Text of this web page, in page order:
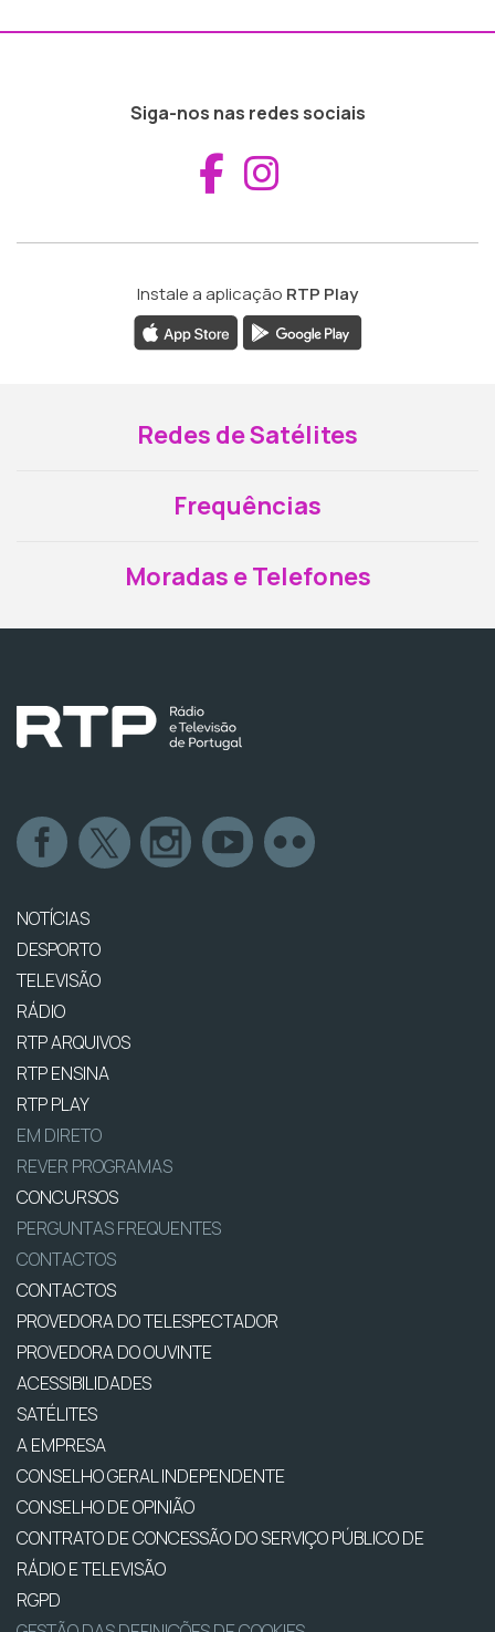
Siga-nos nas redes sociais
Aceder ao
Instale a aplicação RTP Play
Redes de Satélites
Frequências
Moradas e Telefones
NOTÍCIAS
DESPORTO
TELEVISÃO
RÁDIO
RTP ARQUIVOS
RTP ENSINA
RTP PLAY
EM DIRETO
REVER PROGRAMAS
CONCURSOS
PERGUNTAS FREQUENTES
CONTACTOS
CONTACTOS
PROVEDORA DO TELESPECTADOR
PROVEDORA DO OUVINTE
ACESSIBILIDADES
SATÉLITES
A EMPRESA
CONSELHO GERAL INDEPENDENTE
CONSELHO DE OPINIÃO
CONTRATO DE CONCESSÃO DO SERVIÇO PÚBLICO DE
RÁDIO E TELEVISÃO
RGPD